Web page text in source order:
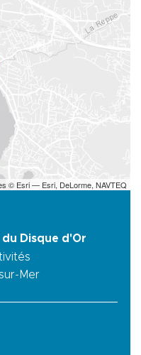
© Esri — Esri, DeLorme, NAVTEQ
Disque d'Or
Mer